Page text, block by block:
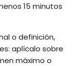
15 minutos
o definición,
aplícalo sobre
máximo o